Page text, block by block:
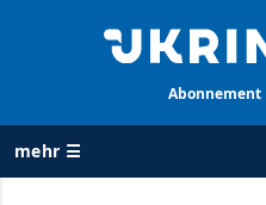
Abonnement
mehr ☰